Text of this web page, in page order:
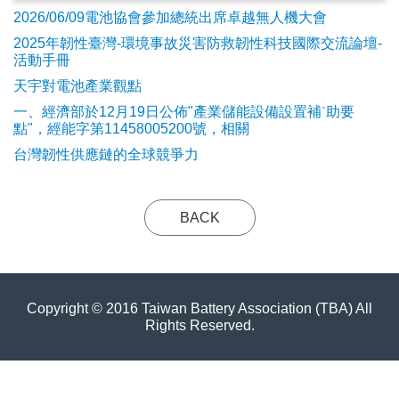
2026/06/09電池協會參加總統出席卓越無人機大會
2025年韌性臺灣-環境事故災害防救韌性科技國際交流論壇-
活動手冊
天宇對電池產業觀點
​一、經濟部於12月19日公佈"產業儲能設備設置補ˋ助要
點"，經能字第11458005200號，相關
台灣韌性供應鏈的全球競爭力
BACK
Copyright © 2016 Taiwan Battery Association (TBA) All
Rights Reserved.